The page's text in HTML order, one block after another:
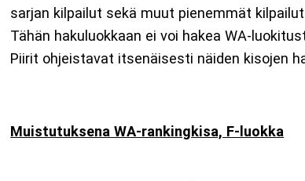
sarjan kilpailut sekä muut pienemmät
Tähän hakuluokkaan ei voi hakea WA-
Piirit ohjeistavat itsenäisesti näiden kisojen
Muistutuksena WA-rankingkisa, F-luokka